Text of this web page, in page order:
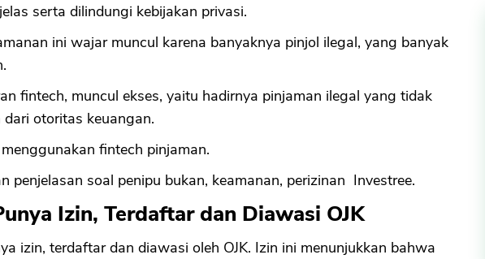
serta dilindungi kebijakan privasi.
ini wajar muncul karena banyaknya pinjol ilegal, yang banyak
fintech, muncul ekses, yaitu hadirnya pinjaman ilegal yang tidak
otoritas keuangan.
fintech pinjaman.
penjelasan soal penipu bukan, keamanan, perizinan Investree.
Izin, Terdaftar dan Diawasi OJK
izin, terdaftar dan diawasi oleh OJK. Izin ini menunjukkan bahwa